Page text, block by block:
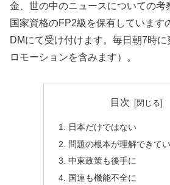
金、世の中のニュースについての考
国家資格のFP2級を保有しています
DMにて受け付けます。毎日朝7時
ロモーションを含みます）。
目次
日本だけではない
問題の根本が理解できて
中東政策も後手に
国連も機能不全に